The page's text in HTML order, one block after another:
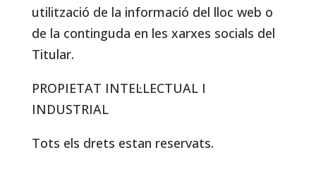
utilització de la informació del lloc web o
de la continguda en les xarxes socials del
Titular.
PROPIETAT INTEL·LECTUAL I
INDUSTRIAL
Tots els drets estan reservats.